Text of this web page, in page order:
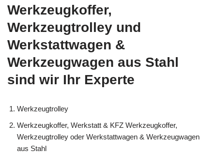
Werkzeugkoffer,
Werkzeugtrolley und
Werkstattwagen &
Werkzeugwagen aus Stahl
sind wir Ihr Experte
Werkzeugtrolley
Werkzeugkoffer, Werkstatt & KFZ Werkzeugkoffer,
Werkzeugtrolley oder Werkstattwagen & Werkzeugwagen
aus Stahl